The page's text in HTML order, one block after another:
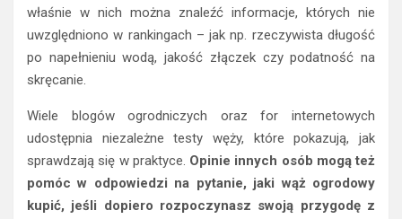
właśnie w nich można znaleźć informacje, których nie
uwzględniono w rankingach – jak np. rzeczywista długość
po napełnieniu wodą, jakość złączek czy podatność na
skręcanie.
Wiele blogów ogrodniczych oraz for internetowych
udostępnia niezależne testy węży, które pokazują, jak
sprawdzają się w praktyce. Opinie innych osób mogą też
pomóc w odpowiedzi na pytanie, jaki wąż ogrodowy
kupić, jeśli dopiero rozpoczynasz swoją przygodę z